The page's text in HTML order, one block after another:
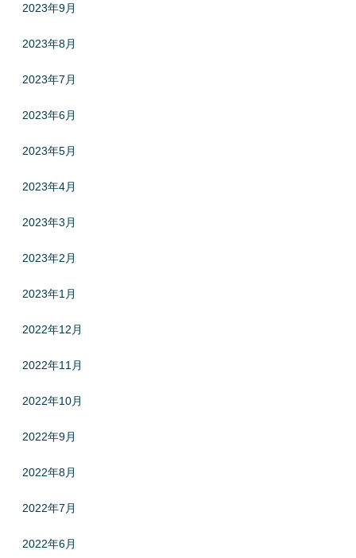
2023年9月
2023年8月
2023年7月
2023年6月
2023年5月
2023年4月
2023年3月
2023年2月
2023年1月
2022年12月
2022年11月
2022年10月
2022年9月
2022年8月
2022年7月
2022年6月